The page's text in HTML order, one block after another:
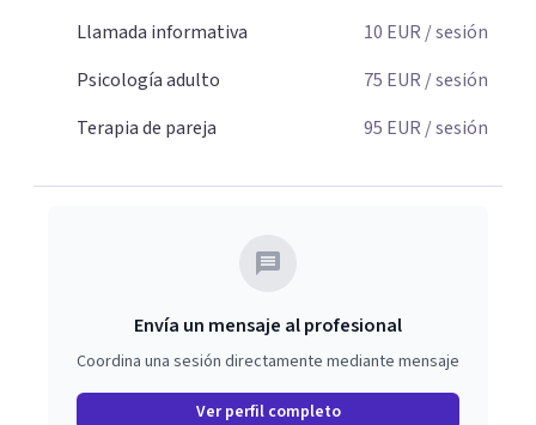
Llamada informativa
10 EUR / sesión
Psicología adulto
75 EUR / sesión
Terapia de pareja
95 EUR / sesión
Envía un mensaje al profesional
Coordina una sesión directamente mediante mensaje
Ver perfil completo